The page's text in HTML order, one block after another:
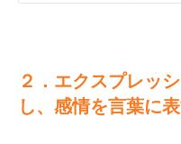
２．エクスプレッ
し、感情を言葉に表